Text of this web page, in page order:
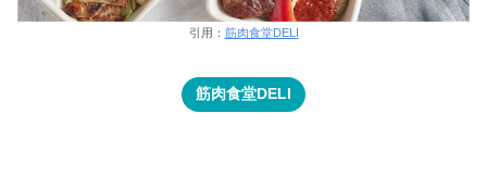
引用： 筋肉食堂DELI
筋肉食堂DELI